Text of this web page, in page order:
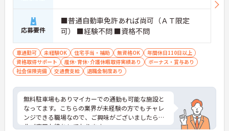
応募要件
■普通自動車免許あれば尚可（ＡＴ限定
可） ■経験不問 ■資格不問
車通勤可 未経験OK 住宅手当・補助 無資格OK
年間休日110日以上
資格取得サポート
産休･育休･介護休暇取得実績あり
ボーナス・賞与あり
社会保険完備
交通費支給 退職金制度あり
無料駐車場もありマイカーでの通勤も可能な施設と
なってます。こちらの業界が未経験の方でもチャレ
ンジできる職場なので、ご興味がございましたら是
非ご応募お待ちしております。